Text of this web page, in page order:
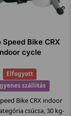
Speed Bike CRX
cycle
Elfogyott
szállítás
Bike CRX indoor
csúcsa, 30 kg-